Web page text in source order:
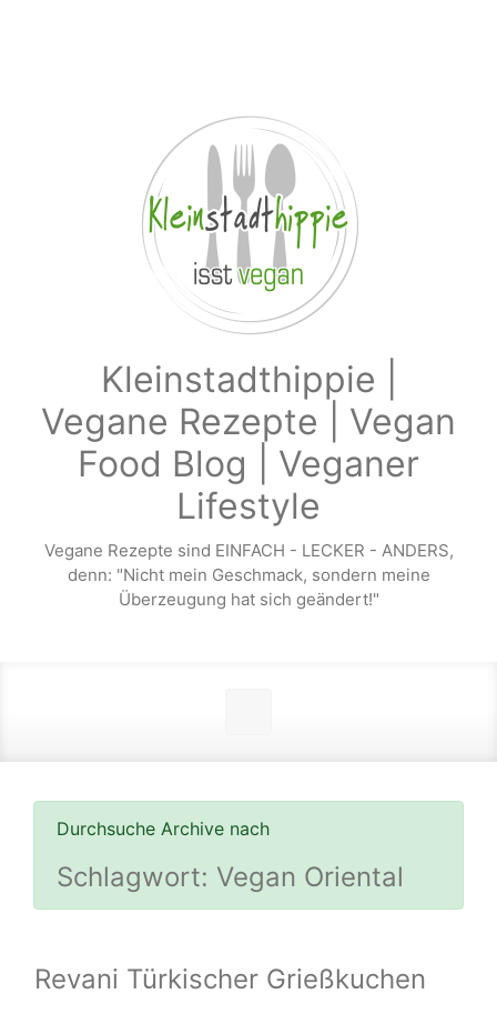
Kleinstadthippie |
Vegane Rezepte | Vegan
Food Blog | Veganer
Lifestyle
Vegane Rezepte sind EINFACH - LECKER - ANDERS,
denn: "Nicht mein Geschmack, sondern meine
Überzeugung hat sich geändert!"
Durchsuche Archive nach
Schlagwort: Vegan Oriental
Revani Türkischer Grießkuchen